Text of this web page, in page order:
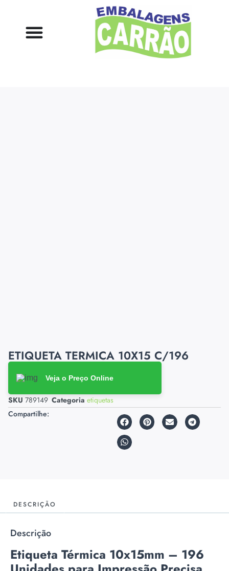
ETIQUETA TERMICA 10X15 C/196
Veja o Preço Online
SKU 789149 Categoria etiquetas
Compartilhe:
DESCRIÇÃO
Descrição
Etiqueta Térmica 10x15mm – 196